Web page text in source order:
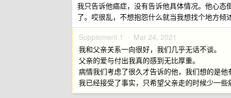
我只告诉他癌症，没有告诉他具体情况。他心
了。哎很乱，不想抱怨什么就当我想找个地方倾
Supplement 1 · Mar 24, 2021
我和父亲关系一向很好，我们几乎无话不谈。
父亲的爱与付出我真的感到无比厚重。
病情我们考虑了很久才告诉的他，我们想的是他
我已经接受了事实，只希望父亲走的时候少一些